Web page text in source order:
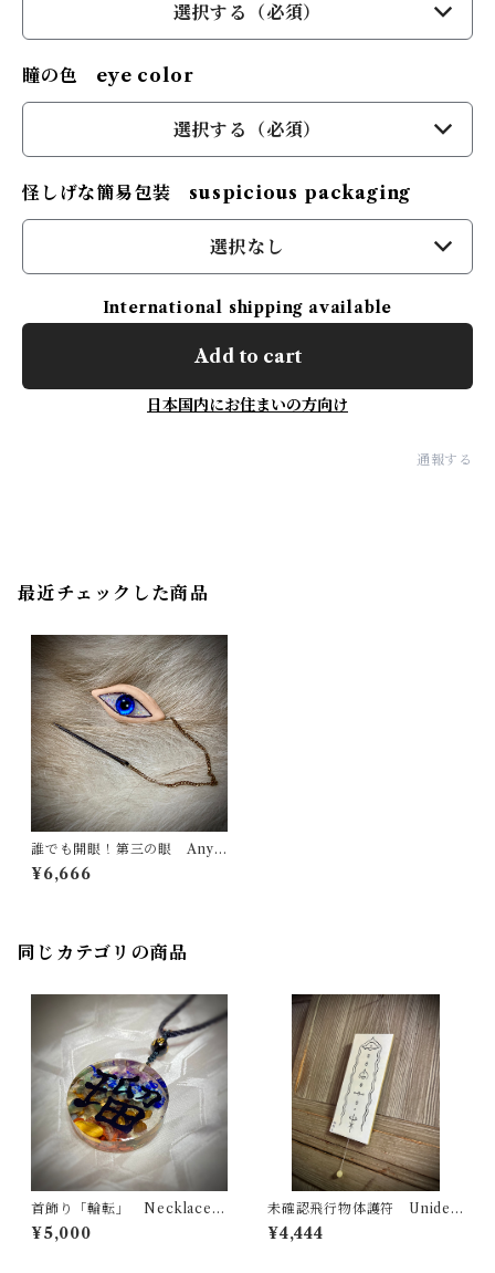
選択する（必須）
瞳の色 eye color
選択する（必須）
怪しげな簡易包装 suspicious packaging
選択なし
International shipping available
Add to cart
日本国内にお住まいの方向け
通報する
最近チェックした商品
誰でも開眼！第三の眼 Anyo
ne can open their eyes! Th
e Third Eye
¥6,666
同じカテゴリの商品
首飾り「輪転」 Necklace
“Chakra”
¥5,000
未確認飛行物体護符 Uniden
tified Flying Object Talisma
n
¥4,444